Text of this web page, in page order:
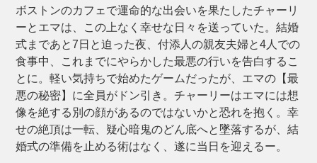
ボストンのカフェで運命的な出会いを果たしたチャーリ
ーとエマは、この上なく幸せな日々を送っていた。結婚
式まであと7日と迫った夜、付添人の親友夫婦と4人での
食事中、これまでにやらかした最悪の行いを告白するこ
とに。軽い気持ちで始めたゲームだったが、エマの【最
悪の秘密】に全員がドン引き。チャーリーはエマには想
像を絶する別の顔があるのではないかと恐れを抱く。幸
せの絶頂は一転、疑心暗鬼のどん底へと墜落するが、結
婚式の準備を止める術はなく、遂に当日を迎えるー。